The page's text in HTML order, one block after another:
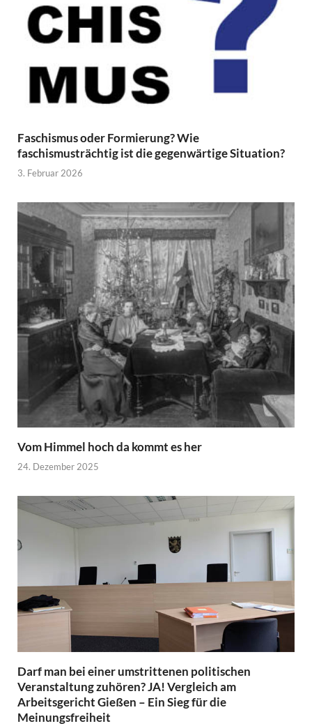
Faschismus oder Formierung? Wie
faschismusträchtig ist die gegenwärtige Situation?
3. Februar 2026
Vom Himmel hoch da kommt es her
24. Dezember 2025
Darf man bei einer umstrittenen politischen
Veranstaltung zuhören? JA! Vergleich am
Arbeitsgericht Gießen – Ein Sieg für die
Meinungsfreiheit